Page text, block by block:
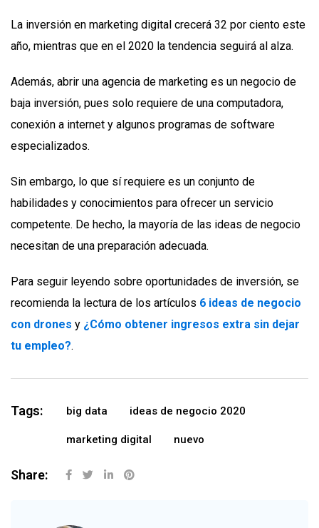
La inversión en marketing digital crecerá 32 por ciento este
año, mientras que en el 2020 la tendencia seguirá al alza.
Además, abrir una agencia de marketing es un negocio de
baja inversión, pues solo requiere de una computadora,
conexión a internet y algunos programas de software
especializados.
Sin embargo, lo que sí requiere es un conjunto de
habilidades y conocimientos para ofrecer un servicio
competente. De hecho, la mayoría de las ideas de negocio
necesitan de una preparación adecuada.
Para seguir leyendo sobre oportunidades de inversión, se
recomienda la lectura de los artículos 6 ideas de negocio
con drones y ¿Cómo obtener ingresos extra sin dejar
tu empleo?.
Tags: big data ideas de negocio 2020
marketing digital nuevo
Share: